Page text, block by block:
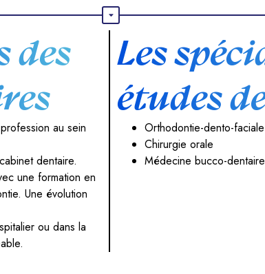
des
au sein
dentaire.
une formation en
Une évolution
ou dans la
Les
études
Orthodontie-dento-faciale
Chirurgie orale
Médecine bucco-dentaire